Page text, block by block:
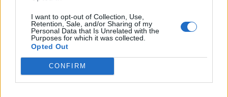
I want to opt-out of Collection, Use,
Retention, Sale, and/or Sharing of my
Personal Data that Is Unrelated with the
Purposes for which it was collected.
Opted Out
CONFIRM
Scarica riepilogo
stagionale
Giornata Voto FV Entrato
1 LAZ 2-1 BOL